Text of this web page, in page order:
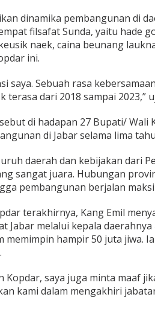
dinamika pembangunan di
filsafat Sunda, yaitu hade
naek, caina beunang
ini.
saya. Sebuah rasa
terasa dari 2018 sampai 2023,”
di hadapan 27 Bupati/ Wali
di Jabar selama lima
daerah dan kebijakan dari
sangat juara. Hubungan
pembangunan berjalan
terakhirnya, Kang Emil
Jabar melalui kepala
memimpin hampir 50 juta jiwa.
Kopdar, saya juga minta maaf
kami dalam mengakhiri